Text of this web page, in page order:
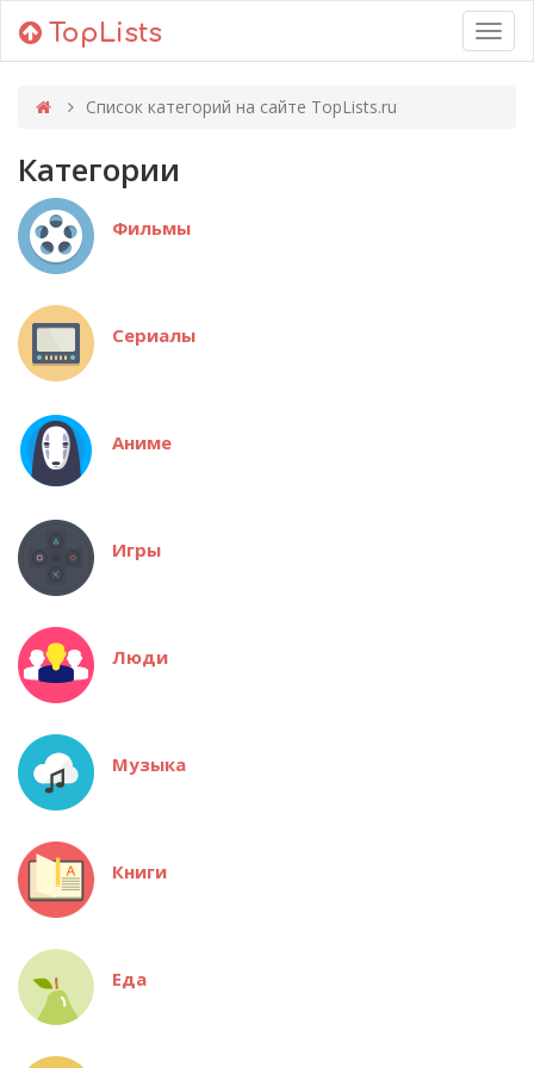
TopLists
Список категорий на сайте TopLists.ru
Категории
Фильмы
Сериалы
Аниме
Игры
Люди
Музыка
Книги
Еда